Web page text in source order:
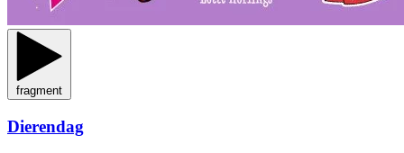
fragment
Dierendag